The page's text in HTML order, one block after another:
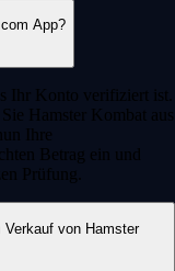
App?
Ihr Konto verifiziert ist.
Hamster Kombat aus
Ihre
Betrag ein und
Prüfung.
von Hamster